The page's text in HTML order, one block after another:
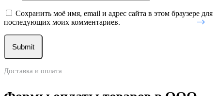
Сохранить моё имя, email и адрес сайта в этом браузере для
последующих моих комментариев.
Доставка и оплата